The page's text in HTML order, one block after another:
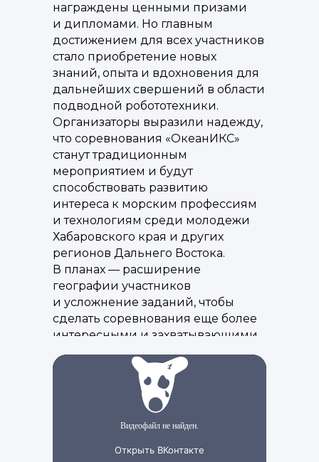
награждены ценными призами
и дипломами. Но главным
достижением для всех участников
стало приобретение новых
знаний, опыта и вдохновения для
дальнейших свершений в области
подводной робототехники.
Организаторы выразили надежду,
что соревнования «ОкеанИКС»
станут традиционным
мероприятием и будут
способствовать развитию
интереса к морским профессиям
и технологиям среди молодежи
Хабаровского края и других
регионов Дальнего Востока.
В планах — расширение
географии участников
и усложнение заданий, чтобы
сделать соревнования еще более
интересными и захватывающими.